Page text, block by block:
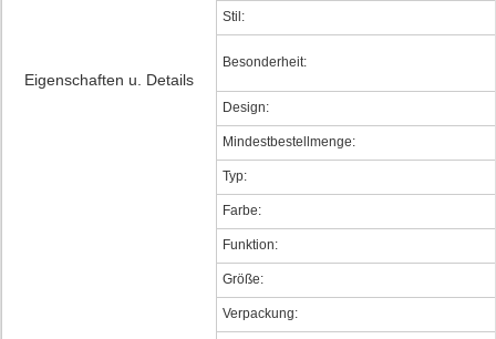
Eigenschaften u. Details
Stil:
Besonderheit:
Design:
Mindestbestellmenge:
Typ:
Farbe:
Funktion:
Größe:
Verpackung: